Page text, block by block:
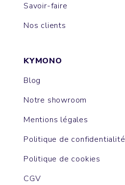
Savoir-faire
Nos clients
KYMONO
Blog
Notre showroom
Mentions légales
Politique de confidentialité
Politique de cookies
CGV